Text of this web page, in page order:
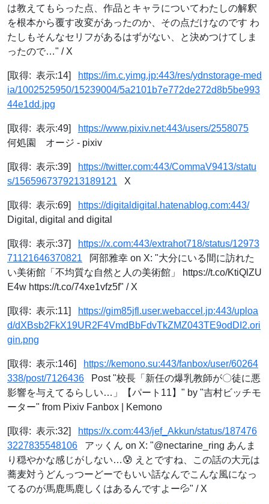
は教えてもらった点、作品とキャラについてわたしの解釈
を根本から覆す改変があったのか、その点だけなのです わ
たしもそんなセリフがあるはずがない、と決めつけてしま
ったので…" / X
[取得: 表示:14]
https://im.c.yimg.jp:443/res/ydnstorage-med
ia/1002525950/15239004/5a2101b7e772de272d8b5be993
44e1dd.jpg
[取得: 表示:49]
https://www.pixiv.net:443/users/2558075
何処園 オージ - pixiv
[取得: 表示:39]
https://twitter.com:443/CommaV9413/statu
s/1565967379213189121 X
[取得: 表示:69]
https://digitaldigital.hatenablog.com:443/
Digital, digital and digital
[取得: 表示:37]
https://x.com:443/extrahot718/status/12973
71121646370821 阿部雅幸 on X: "大分にいる間に訪れた
い美術館「不均質な自然と人の美術館」 https://t.co/KtiQlZU
E4w https://t.co/74xe1vfz5f" / X
[取得: 表示:11]
https://gim85jfl.user.webaccel.jp:443/uploa
d/dXBsb2FkX19UR2F4VmdBbFdvTkZMZ043TE9odDI2.ori
gin.png
[取得: 表示:146]
https://kemono.su:443/fanbox/user/60264
338/post/7126436 Post "校長「新任の爆乳教師が〇徒に悪
影響を与えてるらしい…」【パート11】" by "吉村ビッチモ
ーター" from Pixiv Fanbox | Kemono
[取得: 表示:32]
https://x.com:443/jef_Akkun/status/187476
3227835548106 アッくん on X: "@nectarine_ring あんま
り穏やかな感じがしない…😰 えとですね、この話の大元は
蕎麦対うどんっつーどーでもいい話なんでこんな風になっ
てるのが馬鹿馬鹿しくはあるんですよー💦" / X